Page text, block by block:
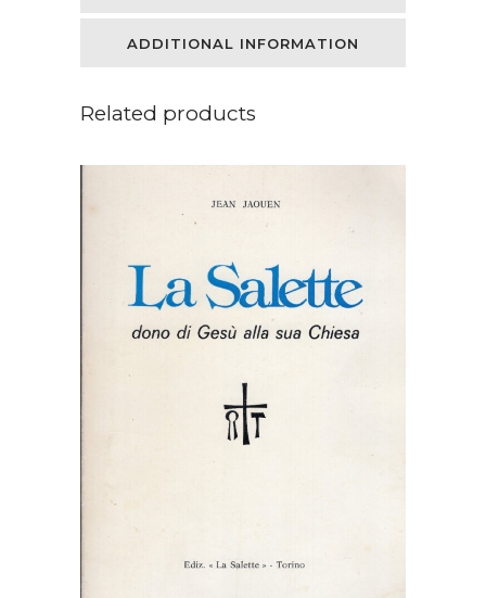
ADDITIONAL INFORMATION
Related products